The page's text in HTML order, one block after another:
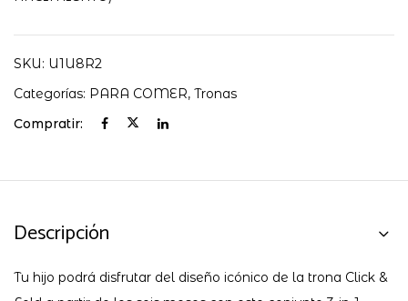
SKU: U1U8R2
Categorías: PARA COMER, Tronas
Compratir:
Descripción
Tu hijo podrá disfrutar del diseño icónico de la trona Click &